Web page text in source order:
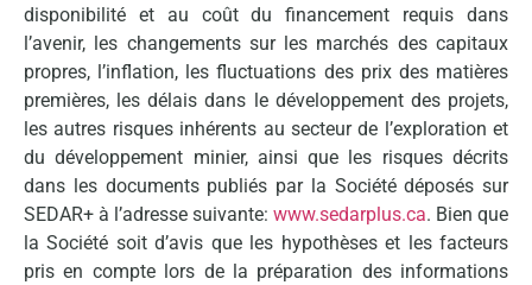
disponibilité et au coût du financement requis dans
l’avenir, les changements sur les marchés des capitaux
propres, l’inflation, les fluctuations des prix des matières
premières, les délais dans le développement des projets,
les autres risques inhérents au secteur de l’exploration et
du développement minier, ainsi que les risques décrits
dans les documents publiés par la Société déposés sur
SEDAR+ à l’adresse suivante: www.sedarplus.ca. Bien que
la Société soit d’avis que les hypothèses et les facteurs
pris en compte lors de la préparation des informations